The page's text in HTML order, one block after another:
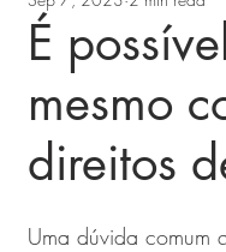
financeira
perspectivas
É
mesmo
direitos
Uma dúvida comum